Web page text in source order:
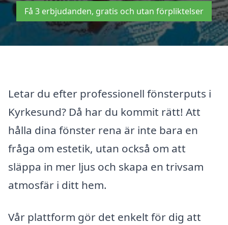
Få 3 erbjudanden, gratis och utan förpliktelser
Letar du efter professionell fönsterputs i
Kyrkesund? Då har du kommit rätt! Att
hålla dina fönster rena är inte bara en
fråga om estetik, utan också om att
släppa in mer ljus och skapa en trivsam
atmosfär i ditt hem.
Vår plattform gör det enkelt för dig att